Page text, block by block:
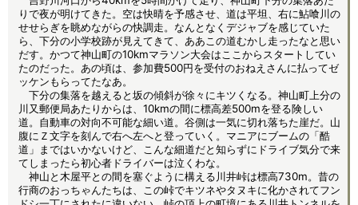
りで夜が明けてきた。空は快晴を予感させ、道は平坦、右に鮎喰川の
せせらぎを眺めながらの快調走。なんとなくデジャブを感じていた
ら、下分の小学校跡が見えてきて、ああこの道むかし走ったなと思い
だす。かつて神山町の10kmマラソン大会はここからスタートしてい
たのだった。あの頃は、参加費500円を受付のおねえさんに払ってゼ
ッケンもらってたなあ。
下分の集落を越えると坂の傾斜が徐々にキツくなる。神山町上分の
川又郵便局あたりからは、10kmの間に標高差500mを登る険しい
道。自動車の対向不可能な細い道。谷側は一気に切れ落ちた崖だ。山
腹にＺ文字を刻んで右へ左へと登っていく。マニアにブームの「酷
道」まではいかないけど、こんな細道だと知らずにドライブ気分で来
てしまったら初心者ドライバーは泣くわな。
神山と木屋平との間を塞ぐように構える川井峠は標高730m。昔の
行商のおっちゃんたちは、この峠でキツネやタヌキに化かされてフン